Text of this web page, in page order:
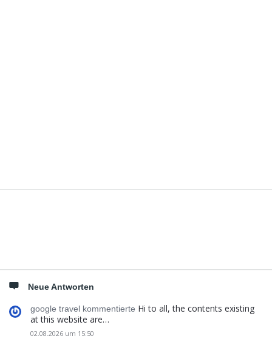
Neue Antworten
google travel kommentierte Hi to all, the contents existing
at this website are…
02.08.2026 um 15:50